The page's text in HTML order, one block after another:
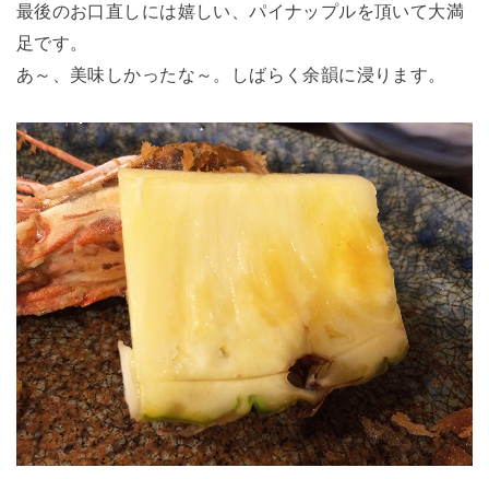
最後のお口直しには嬉しい、パイナップルを頂いて大満
足です。
あ～、美味しかったな～。しばらく余韻に浸ります。